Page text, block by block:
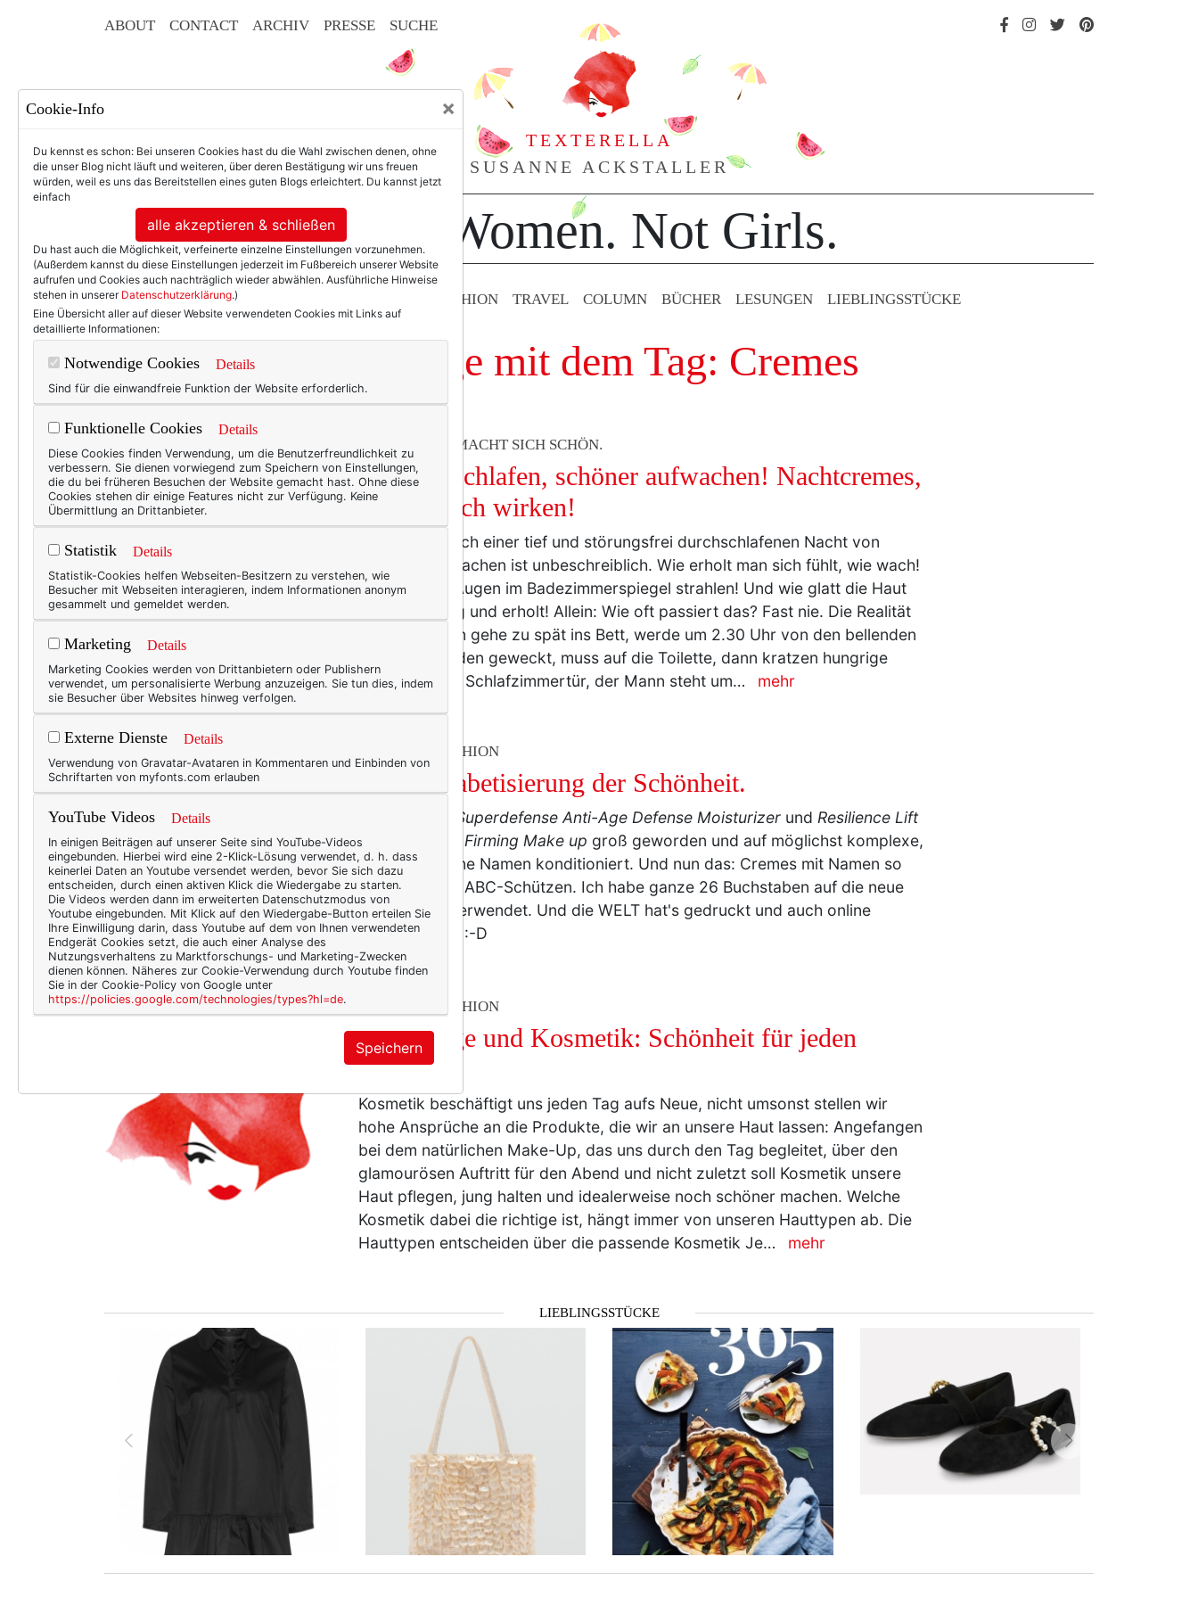
ABOUT CONTACT ARCHIV PRESSE SUCHE
TEXTERELLA
SUSANNE ACKSTALLER
For Women. Not Girls.
BEAUTY & FASHION TRAVEL COLUMN BÜCHER LESUNGEN LIEBLINGS­STÜCKE
Einträge mit dem Tag: Cremes
TEXTERELLA MACHT SICH SCHÖN.
Schöner schlafen, schöner aufwachen! Nachtcremes,
die wirklich wirken!
Das Gefühl nach einer tief und störungsfrei durchschlafenen Nacht von
selber aufzuwachen ist unbeschreiblich. Wie erholt man sich fühlt, wie wach!
Wie sehr die Augen im Badezimmerspiegel strahlen! Und wie glatt die Haut
aussieht, rosig und erholt! Allein: Wie oft passiert das? Fast nie. Die Realität
ist eher so: Ich gehe zu spät ins Bett, werde um 2.30 Uhr von den bellenden
Nachbarshunden geweckt, muss auf die Toilette, dann kratzen hungrige
Katzen an der Schlafzimmertür, der Mann steht um…
mehr
BEAUTY & FASHION
Die Alphabetisierung der Schönheit.
Superdefense Anti-Age Defense Moisturizer und Resilience Lift
Extreme Ultra Firming Make up groß geworden und auf möglichst komplexe,
unverständliche Namen konditioniert. Und nun das: Cremes mit Namen so
simpel wie für ABC-Schützen. Ich habe ganze 26 Buchstaben auf die neue
Einfachtheit verwendet. Und die WELT hat's gedruckt und auch online
gestellt. Klick! :-D
BEAUTY & FASHION
Hautpflege und Kosmetik: Schönheit für jeden
Hauttyp
Kosmetik beschäftigt uns jeden Tag aufs Neue, nicht umsonst stellen wir
hohe Ansprüche an die Produkte, die wir an unsere Haut lassen: Angefangen
bei dem natürlichen Make-Up, das uns durch den Tag begleitet, über den
glamourösen Auftritt für den Abend und nicht zuletzt soll Kosmetik unsere
Haut pflegen, jung halten und idealerweise noch schöner machen. Welche
Kosmetik dabei die richtige ist, hängt immer von unseren Hauttypen ab. Die
Hauttypen entscheiden über die passende Kosmetik Je…
mehr
LIEBLINGSSTÜCKE
zurück vor
Cookie-Info ×
Du kennst es schon: Bei unseren Cookies hast du die Wahl zwischen denen, ohne
die unser Blog nicht läuft und weiteren, über deren Bestätigung wir uns freuen
würden, weil es uns das Bereitstellen eines guten Blogs erleichtert. Du kannst jetzt
einfach
alle akzeptieren & schließen
Du hast auch die Möglichkeit, verfeinerte einzelne Einstellungen vorzunehmen.
(Außerdem kannst du diese Einstellungen jederzeit im Fußbereich unserer Website
aufrufen und Cookies auch nachträglich wieder abwählen. Ausführliche Hinweise
stehen in unserer Datenschutzerklärung.)
Eine Übersicht aller auf dieser Website verwendeten Cookies mit Links auf
detaillierte Informationen:
Notwendige Cookies Details
Sind für die einwandfreie Funktion der Website erforderlich.
Funktionelle Cookies Details
Diese Cookies finden Verwendung, um die Benutzerfreundlichkeit zu
verbessern. Sie dienen vorwiegend zum Speichern von Einstellungen,
die du bei früheren Besuchen der Website gemacht hast. Ohne diese
Cookies stehen dir einige Features nicht zur Verfügung. Keine
Übermittlung an Drittanbieter.
Statistik Details
Statistik-Cookies helfen Webseiten-Besitzern zu verstehen, wie
Besucher mit Webseiten interagieren, indem Informationen anonym
gesammelt und gemeldet werden.
Marketing Details
Marketing Cookies werden von Drittanbietern oder Publishern
verwendet, um personalisierte Werbung anzuzeigen. Sie tun dies, indem
sie Besucher über Websites hinweg verfolgen.
Externe Dienste Details
Verwendung von Gravatar-Avataren in Kommentaren und Einbinden von
Schriftarten von myfonts.com erlauben
YouTube Videos Details
In einigen Beiträgen auf unserer Seite sind YouTube-Videos
eingebunden. Hierbei wird eine 2-Klick-Lösung verwendet, d. h. dass
keinerlei Daten an Youtube versendet werden, bevor Sie sich dazu
entscheiden, durch einen aktiven Klick die Wiedergabe zu starten.
Die Videos werden dann im erweiterten Datenschutzmodus von
Youtube eingebunden. Mit Klick auf den Wiedergabe-Button erteilen Sie
Ihre Einwilligung darin, dass Youtube auf dem von Ihnen verwendeten
Endgerät Cookies setzt, die auch einer Analyse des
Nutzungsverhaltens zu Marktforschungs- und Marketing-Zwecken
dienen können. Näheres zur Cookie-Verwendung durch Youtube finden
Sie in der Cookie-Policy von Google unter
https://policies.google.com/technologies/types?hl=de.
Speichern